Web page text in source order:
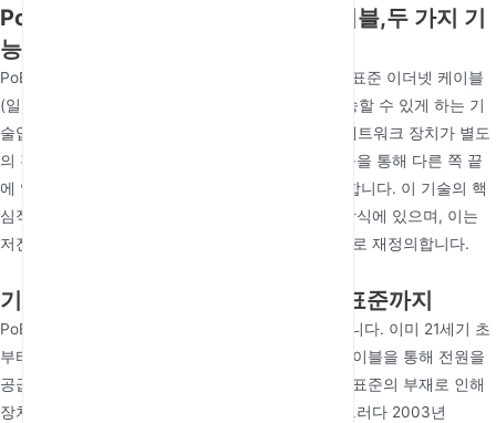
PoE 인터페이스의 핵심: 하나의 케이블,두 가지 기
능
PoE 인터페이스는 데이터 신호와 직류(DC) 전원을 표준 이더넷 케이블
(일반적으로 꼬임쌍선 케이블링)을 통해 동시에 전송할 수 있게 하는 기
술입니다. 이는 스위치나 인젝터와 같은 PoE 지원 네트워크 장치가 별도
의 전원 콘센트나 어댑터 없이 단일 네트워크 케이블을 통해 다른 쪽 끝
에 있는 장치에 작동 전력을 공급할 수 있음을 의미합니다. 이 기술의 핵
심적인 매력은 '두 가지 기능, 하나의 케이블' 접근 방식에 있으며, 이는
저전력 네트워크 장치의 전원 공급 모델을 근본적으로 재정의합니다.
기술적 진화: 초기 솔루션에서 국제 표준까지
PoE 기술의 발전은 하루아침에 이루어진 것이 아닙니다. 이미 21세기 초
부터 일부 네트워크 장비 제조업체들은 네트워크 케이블을 통해 전원을
공급하려는 독점적인 솔루션을 선보였으나, 통일된 표준의 부재로 인해
장치 호환성이 떨어져 시장 채택이 어려웠습니다. 그러다 2003년